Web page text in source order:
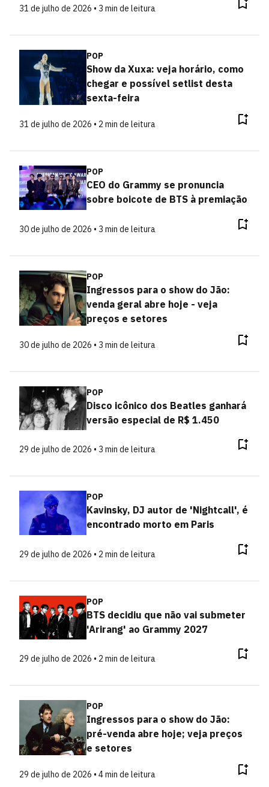
31 de julho de 2026 • 3 min de leitura
POP
Show da Xuxa: veja horário, como
chegar e possível setlist desta
sexta-feira
31 de julho de 2026 • 2 min de leitura
POP
CEO do Grammy se pronuncia
sobre boicote de BTS à premiação
30 de julho de 2026 • 3 min de leitura
POP
Ingressos para o show do Jão:
venda geral abre hoje - veja
preços e setores
30 de julho de 2026 • 3 min de leitura
POP
Disco icônico dos Beatles ganhará
versão especial de R$ 1.450
29 de julho de 2026 • 3 min de leitura
POP
Kavinsky, DJ autor de 'Nightcall', é
encontrado morto em Paris
29 de julho de 2026 • 2 min de leitura
POP
BTS decidiu que não vai submeter
'Arirang' ao Grammy 2027
29 de julho de 2026 • 2 min de leitura
POP
Ingressos para o show do Jão:
pré-venda abre hoje; veja preços
e setores
29 de julho de 2026 • 4 min de leitura